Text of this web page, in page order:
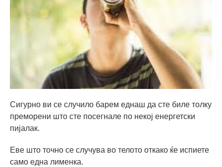
Сигурно ви се случило барем еднаш да сте биле толку
преморени што сте посегнале по некој енергетски
пијалак.
Еве што точно се случува во телото откако ќе испиете
само една лименка.